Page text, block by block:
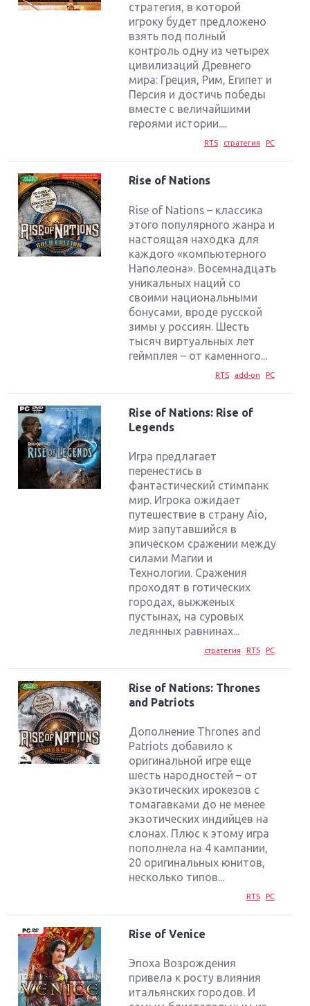
стратегия, в которой
игроку будет предложено
взять под полный
контроль одну из четырех
цивилизаций Древнего
мира: Греция, Рим, Египет и
Персия и достичь победы
вместе с величайшими
героями истории....
RTS стратегия PC
Rise of Nations
Rise of Nations – классика
этого популярного жанра и
настоящая находка для
каждого «компьютерного
Наполеона». Восемнадцать
уникальных наций со
своими национальными
бонусами, вроде русской
зимы у россиян. Шесть
тысяч виртуальных лет
геймплея – от каменного...
RTS add-on PC
Rise of Nations: Rise of
Legends
Игра предлагает
перенестись в
фантастический стимпанк
мир. Игрока ожидает
путешествие в страну Aio,
мир запутавшийся в
эпическом сражении между
силами Магии и
Технологии. Сражения
проходят в готических
городах, выжженых
пустынах, на суровых
ледянных равнинах...
стратегия RTS PC
Rise of Nations: Thrones
and Patriots
Дополнение Thrones and
Patriots добавило к
оригинальной игре еще
шесть народностей – от
экзотических ирокезов с
томагавками до не менее
экзотических индийцев на
слонах. Плюс к этому игра
пополнела на 4 кампании,
20 оригинальных юнитов,
несколько типов...
RTS PC
Rise of Venice
Эпоха Возрождения
привела к росту влияния
итальянских городов. И